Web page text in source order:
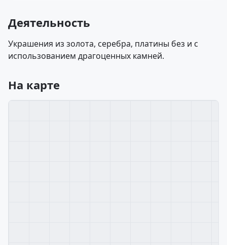
Деятельность
Украшения из золота, серебра, платины без и с
использованием драгоценных камней.
На карте